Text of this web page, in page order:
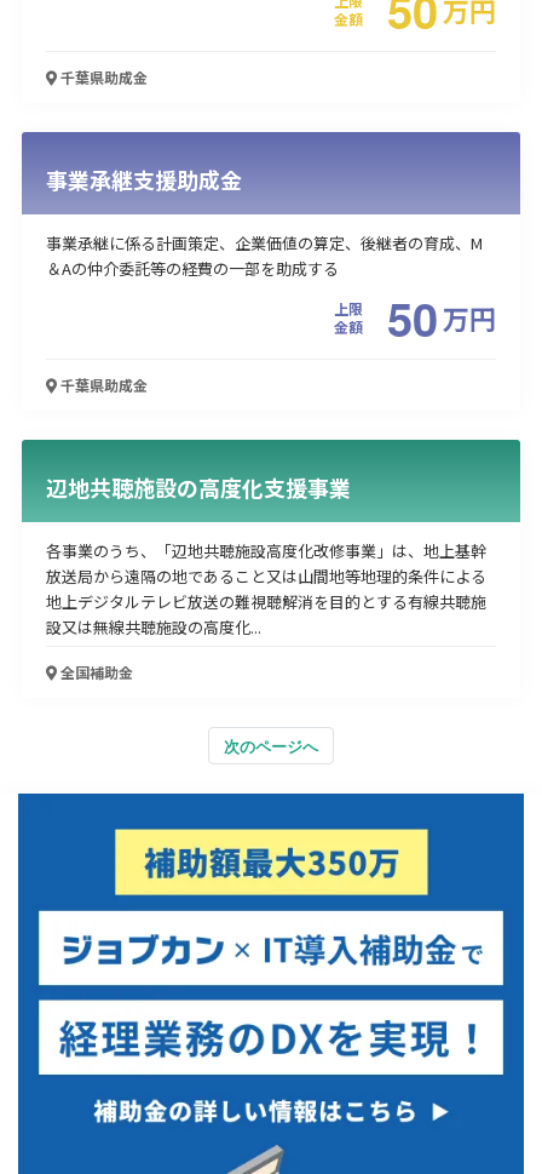
金額
万円
千葉県助成金
事業承継支援助成金
事業承継に係る計画策定、企業価値の算定、後継者の育成、M
＆Aの仲介委託等の経費の一部を助成する
上限
金額
50万円
千葉県助成金
辺地共聴施設の高度化支援事業
各事業のうち、「辺地共聴施設高度化改修事業」は、地上基幹
放送局から遠隔の地であること又は山間地等地理的条件による
地上デジタルテレビ放送の難視聴解消を目的とする有線共聴施
設又は無線共聴施設の高度化...
全国補助金
次のページへ